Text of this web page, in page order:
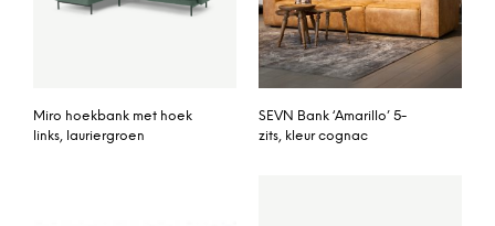
Miro hoekbank met hoek
links, lauriergroen
SEVN Bank ‘Amarillo’ 5-
zits, kleur cognac